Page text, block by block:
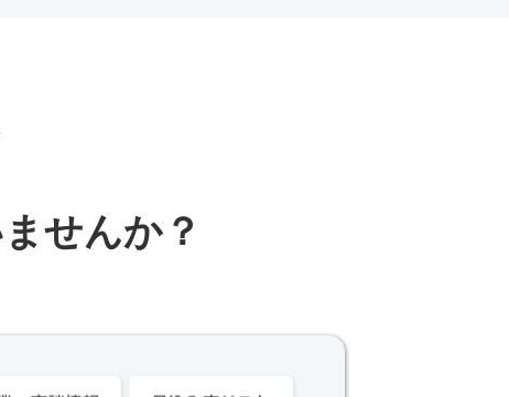
せんか？